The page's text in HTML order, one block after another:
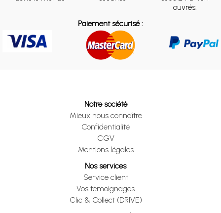
ouvrés.
Paiement sécurisé :
Notre société
Mieux nous connaître
Confidentialité
CGV
Mentions légales
Nos services
Service client
Vos témoignages
Clic & Collect (DRIVE)